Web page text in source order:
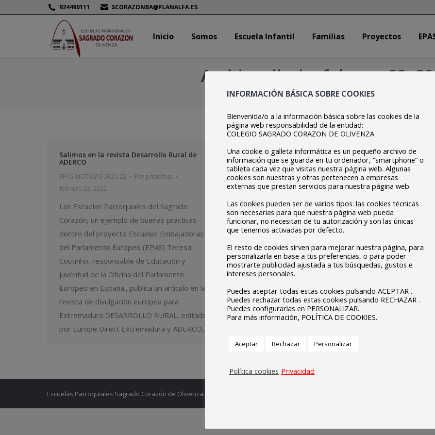
924490111 SCORAZONBA@PLANALFA.ES
Inicio Somos Escuela Infantil Familias Proyectos
Archivo diario:febrero 23,
Estás aquí:
Inicio 2022 febrero 23
Salimos en la revista Desarrollo Rural de
ADERCO
EPAS NOTICIAS 2021-22 Por protehus
febrero 23, 2022
Las Escuelas Parroquiales del Sagrado
Corazón, un ejemplo de buenas prácticas
dentro del proyecto Escuelas Embajadoras
del Parlamento Europeo (EPAS) Teresa
Coutinho, responsable de Educación y
Juventud de la Oficina del Parlamento
Europeo en España., publica un artículo en la
revista de divulgación europea para
Extremadura DESARROLLO RURAL, editada
por Europe Direct Extremadura y ADERCO,…
Escuelas Parroquiales Sagrado Corazón de Olivenza.
INFORMACIÓN BÁSICA SOBRE COOKIES
Bienvenida/o a la información básica sobre las cookies de la
página web responsabilidad de la entidad:
COLEGIO SAGRADO CORAZON DE OLIVENZA
Una cookie o galleta informática es un pequeño archivo de
información que se guarda en tu ordenador, “smartphone” o
tableta cada vez que visitas nuestra página web. Algunas
cookies son nuestras y otras pertenecen a empresas
externas que prestan servicios para nuestra página web.
Las cookies pueden ser de varios tipos: las cookies técnicas
son necesarias para que nuestra página web pueda
funcionar, no necesitan de tu autorización y son las únicas
que tenemos activadas por defecto.
El resto de cookies sirven para mejorar nuestra página, para
personalizarla en base a tus preferencias, o para poder
mostrarte publicidad ajustada a tus búsquedas, gustos e
intereses personales.
Puedes aceptar todas estas cookies pulsando ACEPTAR .
Puedes rechazar todas estas cookies pulsando RECHAZAR .
Puedes configurarlas en PERSONALIZAR.
Para más información, POLÍTICA DE COOKIES.
Aceptar Rechazar Personalizar
Política cookies Privacidad
Inicio Somos Escuela Infantil Familias Proyectos